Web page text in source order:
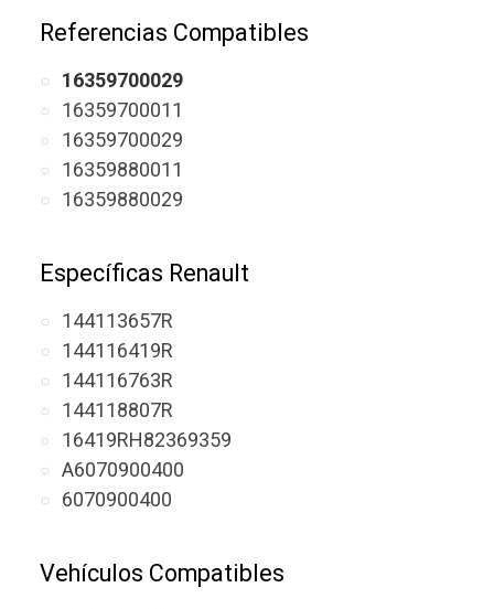
Referencias Compatibles
16359700029
16359700011
16359700029
16359880011
16359880029
Específicas Renault
144113657R
144116419R
144116763R
144118807R
16419RH82369359
A6070900400
6070900400
Vehículos Compatibles